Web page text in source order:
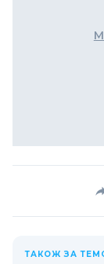
ТАКОЖ ЗА